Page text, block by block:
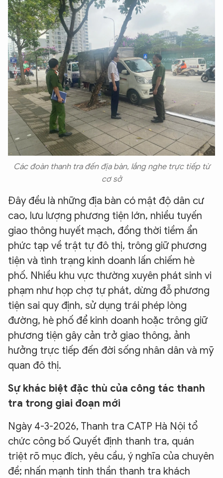
Các đoàn thanh tra đến địa bàn, lắng nghe trực tiếp từ
cơ sở
Đây đều là những địa bàn có mật độ dân cư
cao, lưu lượng phương tiện lớn, nhiều tuyến
giao thông huyết mạch, đồng thời tiềm ẩn
phức tạp về trật tự đô thị, trông giữ phương
tiện và tình trạng kinh doanh lấn chiếm hè
phố. Nhiều khu vực thường xuyên phát sinh vi
phạm như họp chợ tự phát, dừng đỗ phương
tiện sai quy định, sử dụng trái phép lòng
đường, hè phố để kinh doanh hoặc trông giữ
phương tiện gây cản trở giao thông, ảnh
hưởng trực tiếp đến đời sống nhân dân và mỹ
quan đô thị.
Sự khác biệt đặc thù của công tác thanh
tra trong giai đoạn mới
Ngày 4-3-2026, Thanh tra CATP Hà Nội tổ
chức công bố Quyết định thanh tra, quán
triệt rõ mục đích, yêu cầu, ý nghĩa của chuyên
đề; nhấn mạnh tinh thần thanh tra khách